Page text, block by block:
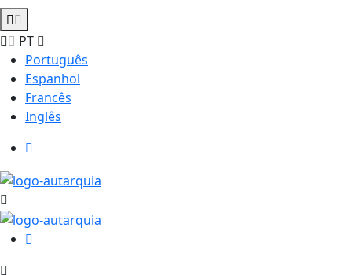
PT
Português
Espanhol
Francês
Inglês